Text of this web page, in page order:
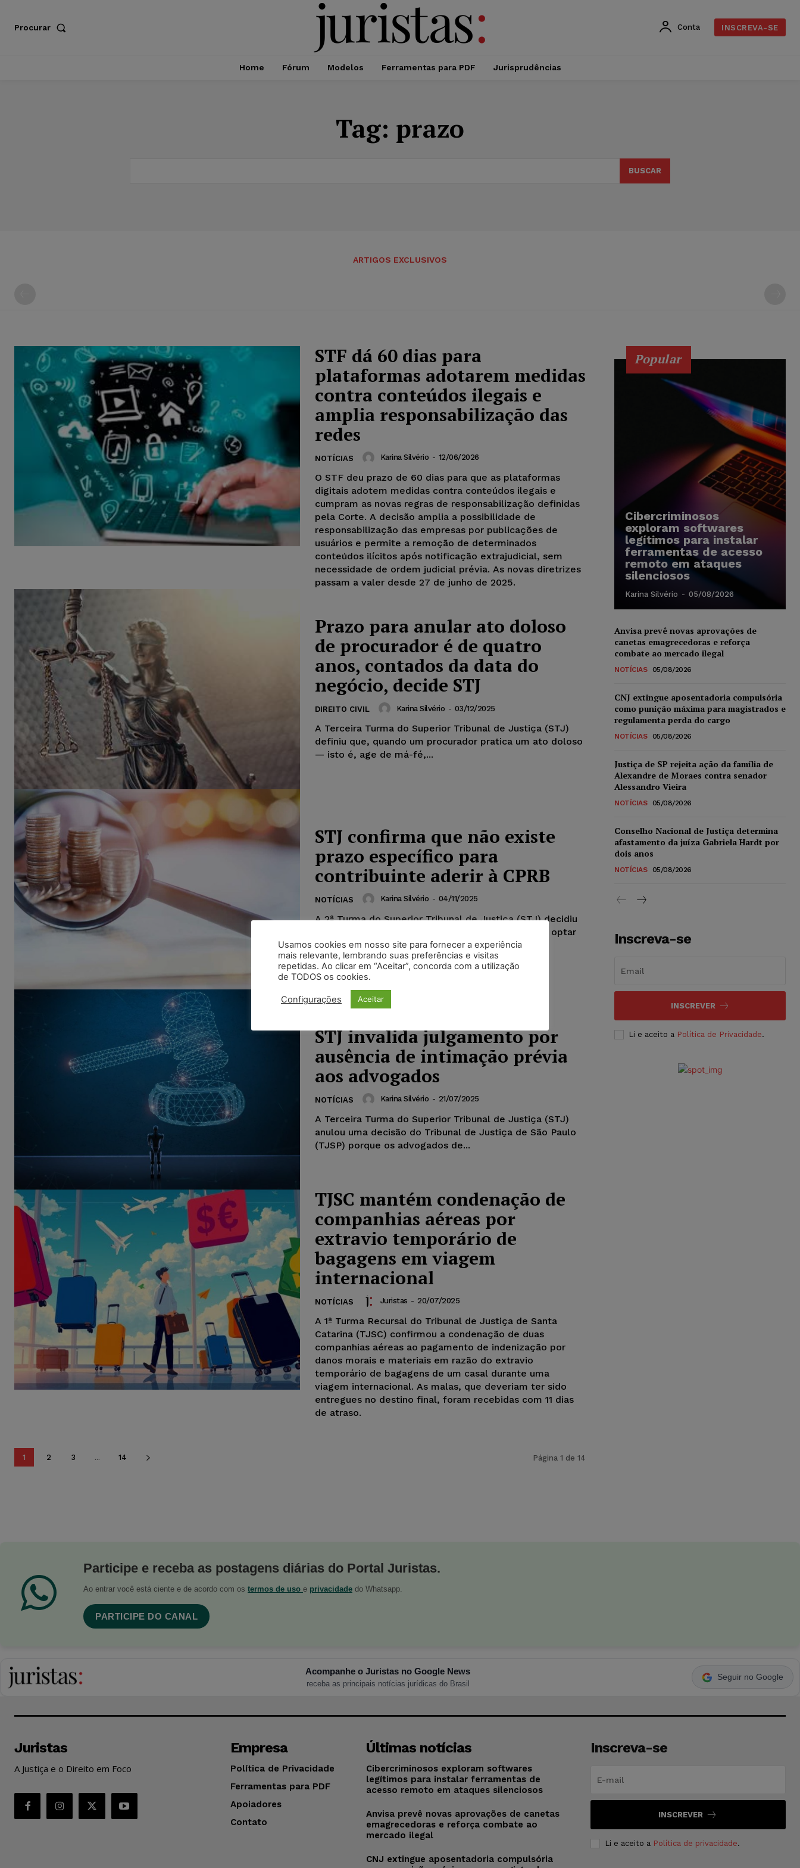
Procurar Conta INSCREVA-SE
Home Fórum Modelos Ferramentas para PDF Jurisprudências
Tag: prazo
BUSCAR
ARTIGOS EXCLUSIVOS
STF dá 60 dias para
plataformas adotarem medidas
contra conteúdos ilegais e
amplia responsabilização das
redes
NOTÍCIAS Karina Silvério - 12/06/2026
O STF deu prazo de 60 dias para que as plataformas
digitais adotem medidas contra conteúdos ilegais e
cumpram as novas regras de responsabilização definidas
pela Corte. A decisão amplia a possibilidade de
responsabilização das empresas por publicações de
usuários e permite a remoção de determinados
conteúdos ilícitos após notificação extrajudicial, sem
necessidade de ordem judicial prévia. As novas diretrizes
passam a valer desde 27 de junho de 2025.
Prazo para anular ato doloso
de procurador é de quatro
anos, contados da data do
negócio, decide STJ
DIREITO CIVIL Karina Silvério - 03/12/2025
A Terceira Turma do Superior Tribunal de Justiça (STJ)
definiu que, quando um procurador pratica um ato doloso
— isto é, age de má-fé,...
STJ confirma que não existe
prazo específico para
contribuinte aderir à CPRB
NOTÍCIAS Karina Silvério - 04/11/2025
A 2ª Turma do Superior Tribunal de Justiça (STJ) decidiu
que não há prazo determinado para o contribuinte optar
pela Contribuição Previdenciária sobre a...
STJ invalida julgamento por
ausência de intimação prévia
aos advogados
NOTÍCIAS Karina Silvério - 21/07/2025
A Terceira Turma do Superior Tribunal de Justiça (STJ)
anulou uma decisão do Tribunal de Justiça de São Paulo
(TJSP) porque os advogados de...
TJSC mantém condenação de
companhias aéreas por
extravio temporário de
bagagens em viagem
internacional
NOTÍCIAS Juristas - 20/07/2025
A 1ª Turma Recursal do Tribunal de Justiça de Santa
Catarina (TJSC) confirmou a condenação de duas
companhias aéreas ao pagamento de indenização por
danos morais e materiais em razão do extravio
temporário de bagagens de um casal durante uma
viagem internacional. As malas, que deveriam ter sido
entregues no destino final, foram recebidas com 11 dias
de atraso.
1 2 3 ... 14 Página 1 de 14
Popular
Cibercriminosos
exploram softwares
legítimos para instalar
ferramentas de acesso
remoto em ataques
silenciosos
Karina Silvério - 05/08/2026
Anvisa prevê novas aprovações de
canetas emagrecedoras e reforça
combate ao mercado ilegal
NOTÍCIAS 05/08/2026
CNJ extingue aposentadoria compulsória
como punição máxima para magistrados e
regulamenta perda do cargo
NOTÍCIAS 05/08/2026
Justiça de SP rejeita ação da família de
Alexandre de Moraes contra senador
Alessandro Vieira
NOTÍCIAS 05/08/2026
Conselho Nacional de Justiça determina
afastamento da juíza Gabriela Hardt por
dois anos
NOTÍCIAS 05/08/2026
Inscreva-se
INSCREVER
Li e aceito a Política de Privacidade.
Participe e receba as postagens diárias do Portal Juristas.
Ao entrar você está ciente e de acordo com os termos de uso e privacidade do Whatsapp.
PARTICIPE DO CANAL
Acompanhe o Juristas no Google News
receba as principais notícias jurídicas do Brasil
Seguir no Google
Juristas
A Justiça e o Direito em Foco
Empresa
Política de Privacidade
Ferramentas para PDF
Apoiadores
Contato
Últimas notícias
Cibercriminosos exploram softwares
legítimos para instalar ferramentas de
acesso remoto em ataques silenciosos
Anvisa prevê novas aprovações de canetas
emagrecedoras e reforça combate ao
mercado ilegal
CNJ extingue aposentadoria compulsória
Inscreva-se
INSCREVER
Li e aceito a Política de privacidade.
Usamos cookies em nosso site para fornecer a experiência
mais relevante, lembrando suas preferências e visitas
repetidas. Ao clicar em “Aceitar”, concorda com a utilização
de TODOS os cookies.
Configurações Aceitar